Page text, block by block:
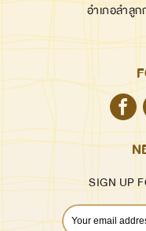
อำเภอลำลู
SIGN UP